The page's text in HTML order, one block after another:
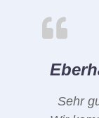
Sehr